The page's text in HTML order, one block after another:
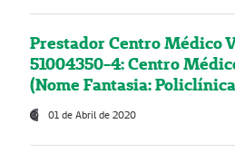
Prestador Centro Médico
51004350-4: Centro
(Nome Fantasia:
01 de Abril de 2020